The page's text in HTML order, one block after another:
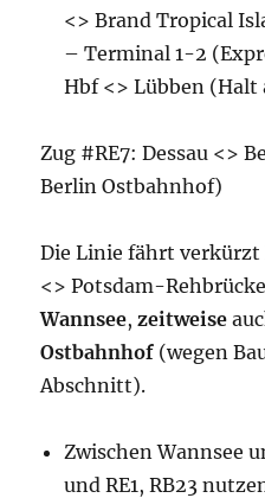
<> Brand Tropical
– Terminal 1-2
Hbf <> Lübben
Zug #RE7: Dessau <>
Berlin Ostbahnhof)
Die Linie fährt verkürzt
<> Potsdam-
Wannsee,zeitweise
Ostbahnhof (wegen
Abschnitt).
Zwischen Wannsee
und RE1, RB23